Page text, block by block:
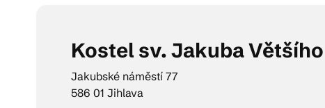
Kostel sv. Jakuba Většího
Jakubské náměstí 77
586 01 Jihlava